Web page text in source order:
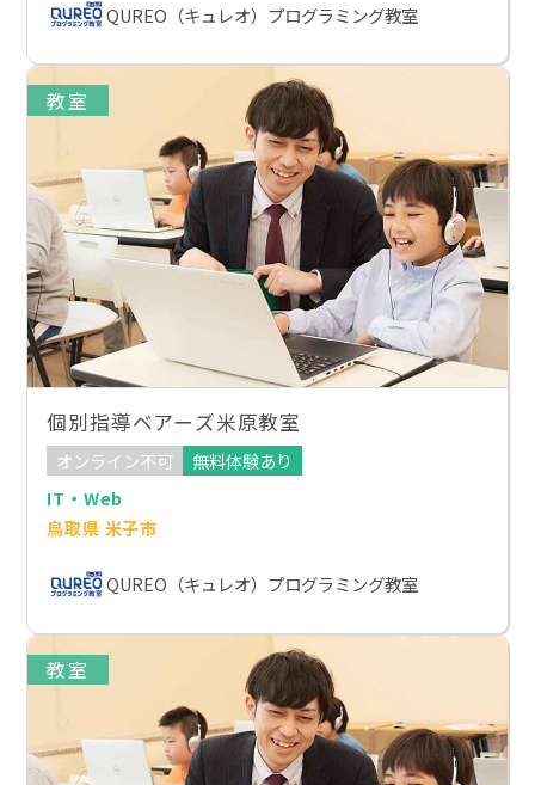
QUREO（キュレオ）プログラミング教室
教室
個別指導ベアーズ米原教室
オンライン不可
無料体験あり
IT・Web
鳥取県 米子市
QUREO（キュレオ）プログラミング教室
教室